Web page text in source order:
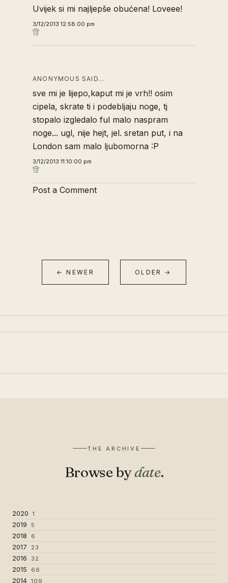
Uvijek si mi najljepše obućena! Loveee!
3/12/2013 12:58:00 pm
ANONYMOUS SAID…
sve mi je lijepo,kaput mi je vrh!! osim
cipela, skrate ti i podebljaju noge, tj
stopalo izgledalo ful malo naspram
noge... ugl, nije hejt, jel. sretan put, i na
London sam malo ljubomorna :P
3/12/2013 11:10:00 pm
Post a Comment
← NEWER OLDER →
THE ARCHIVE
Browse bydate.
2020 1
2019 5
2018 6
2017 23
2016 32
2015 66
2014 109